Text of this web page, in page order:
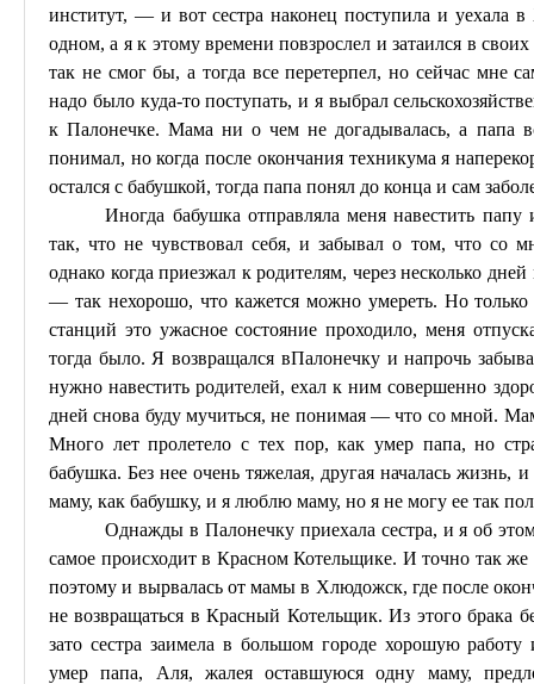
институт, — и вотсестра наконец поступила и уехала в
одном, а я к этому времени повзрослел и затаился в
так не смог бы, а тогда все перетерпел, но сейчас мне
надо было куда-то поступать, и я выбрал
кПалонечке. Мама ни о чем не догадывалась, а папа
понимал, но когда после окончания техникума я
остался с бабушкой, тогда папа понял до конца и сам
Иногда бабушка отправляла меня навестить
так, что не чувствовал себя, и забывал о том, что со
однако когда приезжал к родителям, через несколько
— так нехорошо, что кажется можно умереть. Но только
станций это ужасное состояние проходило, меня
тогда было. Я возвращался вПалонечкуинапрочь
нужно навестить родителей, ехал к ним совершенно
дней снова буду мучиться, не понимая — что со мной.
Много лет пролетело с тех пор, как умер папа, но
бабушка. Без нее очень тяжелая, другая началась
маму, как бабушку, и я люблю маму, но я не могу ее так
Однажды в Палонечку приехала сестра, и я об
самое происходит в Красном Котельщике. И точно так же
поэтому и вырвалась от мамы в Хлюдожск, где после
не возвращаться в Красный Котельщик. Из этого брака
зато сестра заимела в большом городе хорошую
умер папа, Аля, жалея оставшуюся одну маму,